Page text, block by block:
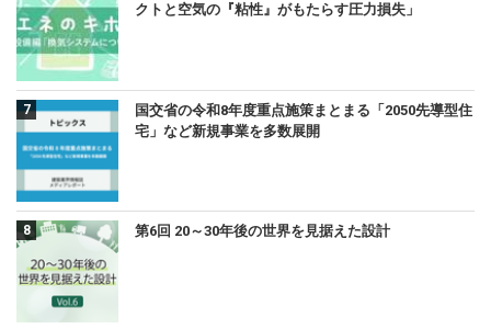
クトと空気の『粘性』がもたらす圧力損失」
国交省の令和8年度重点施策まとまる「2050先導型住
宅」など新規事業を多数展開
第6回 20～30年後の世界を見据えた設計